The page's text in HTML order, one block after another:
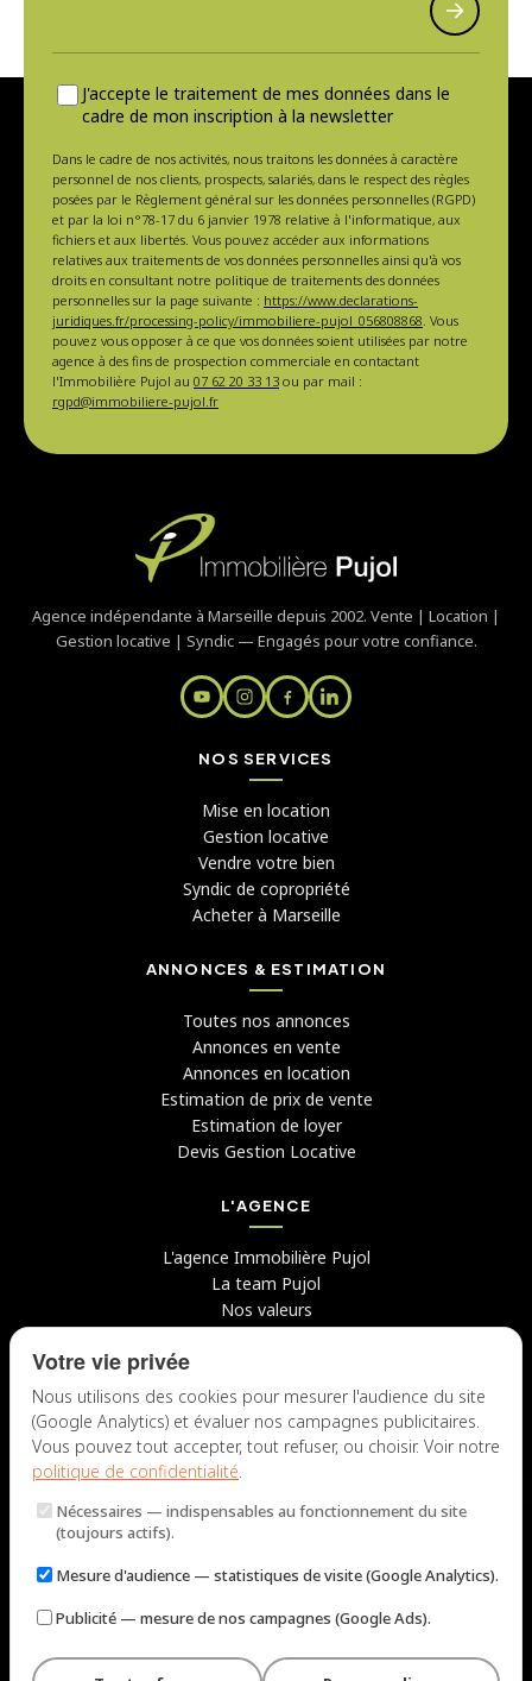
J'accepte le traitement de mes données dans le
cadre de mon inscription à la newsletter
Dans le cadre de nos activités, nous traitons les données à caractère
personnel de nos clients, prospects, salariés, dans le respect des règles
posées par le Règlement général sur les données personnelles (RGPD)
et par la loi n°78-17 du 6 janvier 1978 relative à l'informatique, aux
fichiers et aux libertés. Vous pouvez accéder aux informations
relatives aux traitements de vos données personnelles ainsi qu'à vos
droits en consultant notre politique de traitements des données
personnelles sur la page suivante : https://www.declarations-
juridiques.fr/processing-policy/immobiliere-pujol_056808868. Vous
pouvez vous opposer à ce que vos données soient utilisées par notre
agence à des fins de prospection commerciale en contactant
l'Immobilière Pujol au 07 62 20 33 13 ou par mail :
rgpd@immobiliere-pujol.fr
Agence indépendante à Marseille depuis 2002. Vente | Location |
Gestion locative | Syndic — Engagés pour votre confiance.
NOS SERVICES
Mise en location
Gestion locative
Vendre votre bien
Syndic de copropriété
Acheter à Marseille
ANNONCES & ESTIMATION
Toutes nos annonces
Annonces en vente
Annonces en location
Estimation de prix de vente
Estimation de loyer
Devis Gestion Locative
L'AGENCE
L'agence Immobilière Pujol
La team Pujol
Nos valeurs
Avis clients
Candidater chez nous
NOUS CONTACTER
Lun – Jeu : 9h – 12h / 14h – 18h
Votre vie privée
Nous utilisons des cookies pour mesurer l'audience du site
(Google Analytics) et évaluer nos campagnes publicitaires.
Vous pouvez tout accepter, tout refuser, ou choisir. Voir notre
politique de confidentialité.
Nécessaires — indispensables au fonctionnement du site
(toujours actifs).
Mesure d'audience — statistiques de visite (Google Analytics).
Publicité — mesure de nos campagnes (Google Ads).